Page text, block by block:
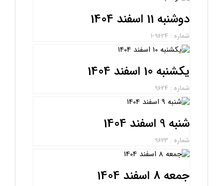
دوشنبه 11 اسفند 1404
شماره : 9624-1
یکشنبه 10 اسفند 1404
شماره : 9624
شنبه 9 اسفند 1404
شماره : 9623
جمعه 8 اسفند 1404